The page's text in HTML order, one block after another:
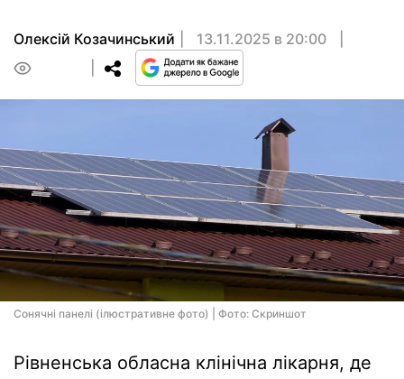
Олексій Козачинський
13.11.2025 в 20:00
Сонячні панелі (ілюстративне фото) | Фото: Скриншот
Рівненська обласна клінічна лікарня, де